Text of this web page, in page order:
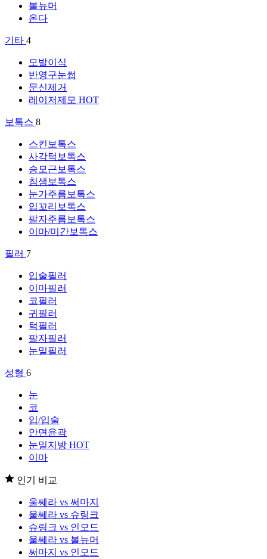
볼뉴머
온다
기타 4
모발이식
반영구눈썹
문신제거
레이저제모 HOT
보톡스 8
스킨보톡스
사각턱보톡스
승모근보톡스
침샘보톡스
눈가주름보톡스
입꼬리보톡스
팔자주름보톡스
이마/미간보톡스
필러 7
입술필러
이마필러
코필러
귀필러
턱필러
팔자필러
눈밑필러
성형 6
눈
코
입/입술
안면윤곽
눈밑지방 HOT
이마
인기 비교
울쎄라 vs 써마지
울쎄라 vs 슈링크
슈링크 vs 인모드
울쎄라 vs 볼뉴머
써마지 vs 인모드